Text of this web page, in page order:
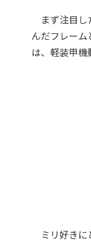
まず注目し
んだフレー
は、軽装甲機
ミリ好きに